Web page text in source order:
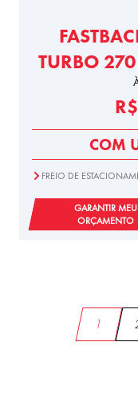
TURBO
COM
FREIO DE
GARANTIR MEU
ORÇAMENTO
1